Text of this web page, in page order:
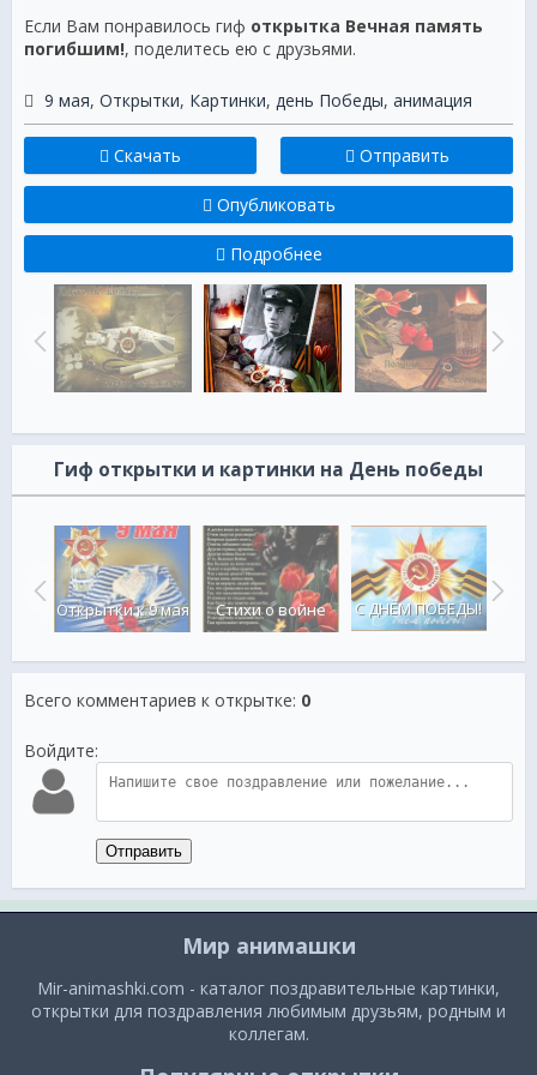
Если Вам понравилось гиф открытка Вечная память
погибшим!, поделитесь ею с друзьями.
9 мая, Открытки, Картинки, день Победы, анимация
Скачать Отправить
Опубликовать
Подробнее
Гиф открытки и картинки на День победы
Открытки к 9 мая Стихи о войне С ДНЁМ ПОБЕДЫ!
Всего комментариев к открытке: 0
Войдите:
Отправить
Мир анимашки
Mir-animashki.com - каталог поздравительные картинки,
открытки для поздравления любимым друзьям, родным и
коллегам.